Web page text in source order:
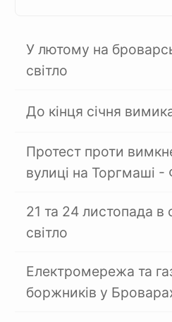
У лютому на
світло
До кінця січня
Протест проти
вулиці на Торгмаші
21 та 24 листопада в
світло
Електромережа та
боржників у